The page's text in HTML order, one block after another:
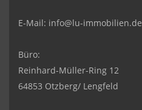
E-Mail: info@lu-immobilien.de
Büro:
Reinhard-Müller-Ring 12
64853 Otzberg/ Lengfeld